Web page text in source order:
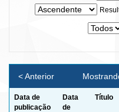
< Anterior
Data de
publicação
Data
de
Título